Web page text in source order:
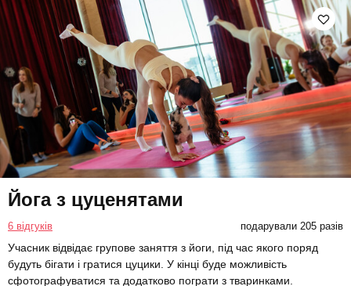
Йога з цуценятами
6 відгуків подарували 205 разів
Учасник відвідає групове заняття з йоги, під час якого поряд
будуть бігати і гратися цуцики. У кінці буде можливість
сфотографуватися та додатково пограти з тваринками.